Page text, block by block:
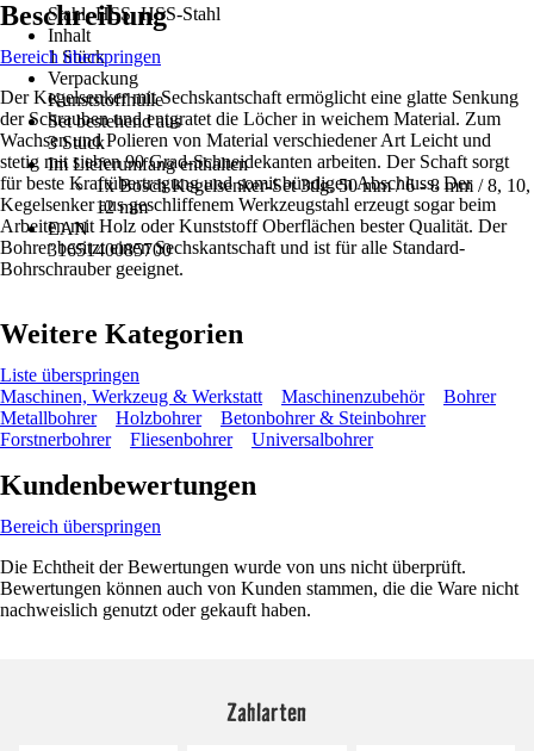
Stahl, HSS, HSS-Stahl
Inhalt
1 Stück
Verpackung
Kunststoffhülle
Set bestehend aus
3 Stück
Im Lieferumfang enthalten
1x Bosch Kegelsenker-Set 3tlg. 50 mm / 6 - 8 mm / 8, 10,
12 mm
EAN
3165140085700
Beschreibung
Bereich überspringen
Der Kegelsenker mit Sechskantschaft ermöglicht eine glatte Senkung
der Schrauben und entgratet die Löcher in weichem Material. Zum
Wachsen und Polieren von Material verschiedener Art Leicht und
stetig mit sieben 90 Grad-Schneidekanten arbeiten. Der Schaft sorgt
für beste Kraftübertragung und somit bündigen Abschluss. Der
Kegelsenker aus geschliffenem Werkzeugstahl erzeugt sogar beim
Arbeiten mit Holz oder Kunststoff Oberflächen bester Qualität. Der
Bohrer besitzt einen Sechskantschaft und ist für alle Standard-
Bohrschrauber geeignet.
Weitere Kategorien
Liste überspringen
Maschinen, Werkzeug & Werkstatt
Maschinenzubehör
Bohrer
Metallbohrer
Holzbohrer
Betonbohrer & Steinbohrer
Forstnerbohrer
Fliesenbohrer Universalbohrer
Kundenbewertungen
Bereich überspringen
Die Echtheit der Bewertungen wurde von uns nicht überprüft.
Bewertungen können auch von Kunden stammen, die die Ware nicht
nachweislich genutzt oder gekauft haben.
Zahlarten